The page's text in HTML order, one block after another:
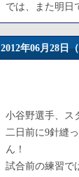
では、また明日
2012年06月28
小谷野選手、ス
二日前に9針縫
ん！
試合前の練習で